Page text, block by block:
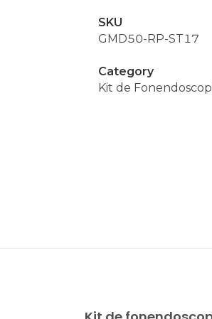
SKU
GMD50-RP-ST17
Category
Kit de